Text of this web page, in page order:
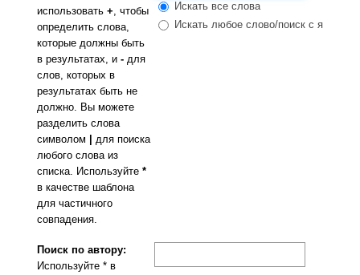
использовать+, чтобы
определить слова,
которые должны быть
в результатах, и- для
слов, которых в
результатах быть не
должно. Вы можете
разделить слова
символом
для поиска
любого слова из
списка. Используйте*
в качестве шаблона
для частичного
совпадения.
Искать все слова
Искать любое слово/поиск с языком
Поиск по автору:
Используйте * в